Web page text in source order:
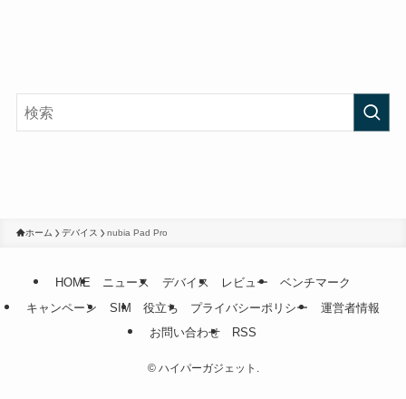
ホーム デバイス nubia Pad Pro
HOME ニュース デバイス レビュー
ベンチマーク
キャンペーン
SIM 役立ち プライバシーポリシー
運営者情報
お問い合わせ
RSS
©ハイパーガジェット.